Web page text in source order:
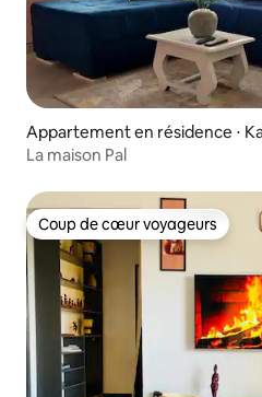
Appartement en résidence ⋅
La maison Pal
Coup de cœur voyageurs
Coup de cœur voyageurs